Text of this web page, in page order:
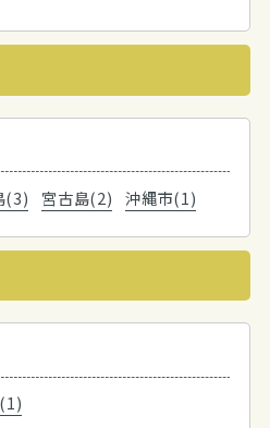
(3) 宮古島(2) 沖縄市(1)